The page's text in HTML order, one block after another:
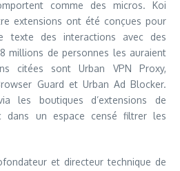
comme des micros. Koi
extensions ont été conçues pour
texte des interactions avec des
millions de personnes les auraient
citées sont Urban VPN Proxy,
Guard et Urban Ad Blocker.
les boutiques d’extensions de
dans un espace censé filtrer les
et directeur technique de